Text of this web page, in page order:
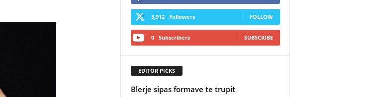
3,912 Followers FOLLOW
0 Subscribers SUBSCRIBE
EDITOR PICKS
Blerje sipas formave te trupit